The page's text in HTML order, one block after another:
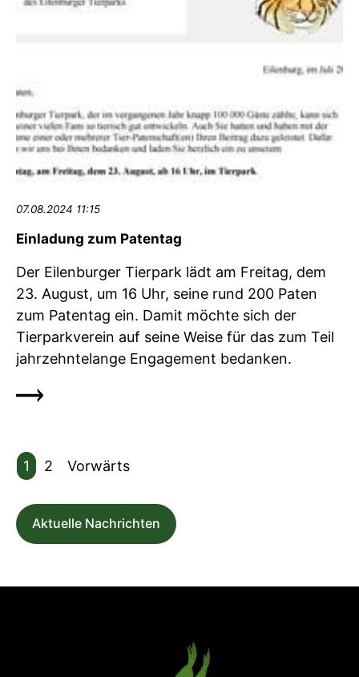
07.08.2024 11:15
Einladung zum Patentag
Der Eilenburger Tierpark lädt am Freitag, dem
23. August, um 16 Uhr, seine rund 200 Paten
zum Patentag ein. Damit möchte sich der
Tierparkverein auf seine Weise für das zum Teil
jahrzehntelange Engagement bedanken.
1 2 Vorwärts
Aktuelle Nachrichten